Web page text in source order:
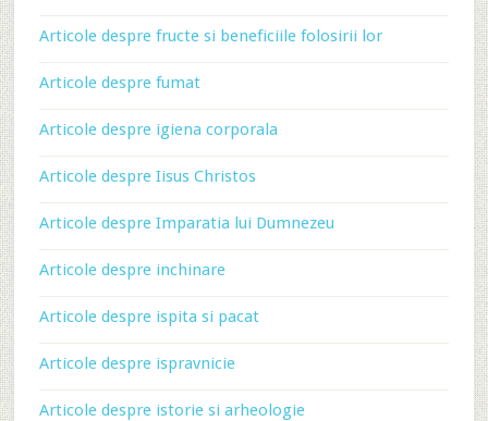
Articole despre fructe si beneficiile folosirii lor
Articole despre fumat
Articole despre igiena corporala
Articole despre Iisus Christos
Articole despre Imparatia lui Dumnezeu
Articole despre inchinare
Articole despre ispita si pacat
Articole despre ispravnicie
Articole despre istorie si arheologie